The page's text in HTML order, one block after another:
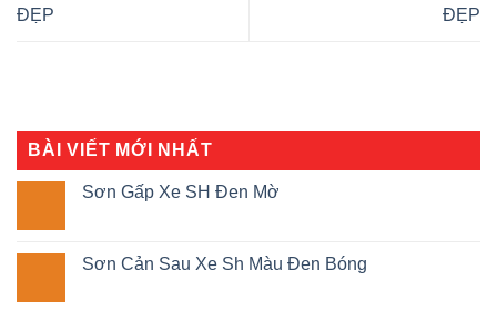
ĐẸP
ĐẸP
BÀI VIẾT MỚI NHẤT
Sơn Gấp Xe SH Đen Mờ
Sơn Cản Sau Xe Sh Màu Đen Bóng